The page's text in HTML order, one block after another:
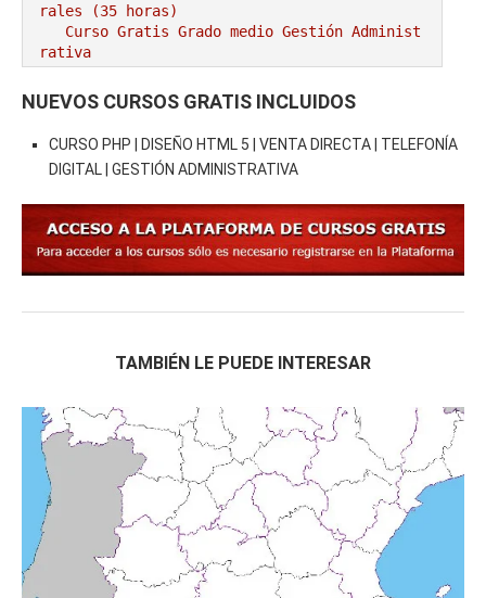
rales (35 horas)
Curso Gratis Grado medio Gestión Administ
rativa
# CURSOS GRATIS AGRICULTURA/GANADERÍA
Curso Gratis Riesgos Específicos en Mata
deros de Aves y Conejos (25 horas)
Curso Gratis Cultivo y Recolección de Fr
utas (60 horas)
horas)
Curso Gratis Bienestar Animal en el Tran
sporte (20 horas)
Curso Gratis Cultivo bajo abrigo (50 hor
Curso Gratis Almacenamiento de Productos
#
CURSOS GRATIS ALIMENTACIÓN
Curso Gratis Seguridad e Higiene en Pana
dería (60 horas)
Curso Gratis Higiene General en el Secto
r Alimentación (80 horas)
Curso Gratis Manipulador de Alimentos (3
0 horas)
Curso Gratis Calidad en el Sector Alimen
tación (20 horas)
NUEVOS CURSOS GRATIS INCLUIDOS
CURSO PHP | DISEÑO HTML 5 | VENTA DIRECTA | TELEFONÍA
DIGITAL | GESTIÓN ADMINISTRATIVA
TAMBIÉN LE PUEDE INTERESAR